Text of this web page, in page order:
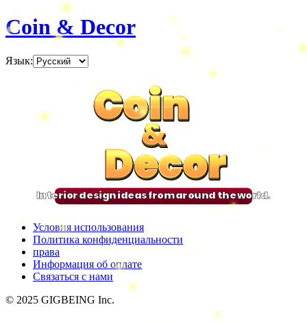
Coin & Decor
Язык:
Coin
&
Decor
Coin
&
Decor
Coin
&
Decor
Coin
&
Decor
Interior design ideas from around the world.
Условия использования
Политика конфиденциальности
права
Информация об оплате
Связаться с нами
© 2025 GIGBEING Inc.